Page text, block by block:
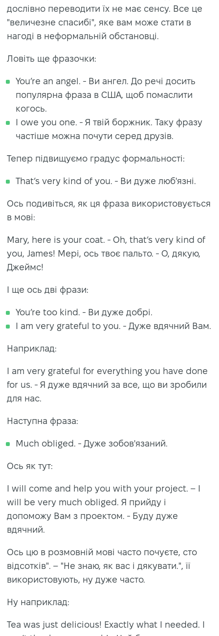
дослівно переводити їх не має сенсу. Все це
"величезне спасибі", яке вам може стати в
нагоді в неформальній обстановці.
Ловіть ще фразочки:
You’re an angel. - Ви ангел. До речі досить
популярна фраза в США, щоб помаслити
когось.
I owe you one. - Я твій боржник. Таку фразу
частіше можна почути серед друзів.
Тепер підвищуємо градус формальності:
That’s very kind of you. - Ви дуже люб'язні.
Ось подивіться, як ця фраза використовується
в мові:
Mary, here is your coat. - Oh, that’s very kind of
you, James! Мері, ось твоє пальто. - О, дякую,
Джеймс!
І ще ось дві фрази:
You’re too kind. - Ви дуже добрі.
I am very grateful to you. - Дуже вдячний Вам.
Наприклад:
I am very grateful for everything you have done
for us. - Я дуже вдячний за все, що ви зробили
для нас.
Наступна фраза:
Much obliged. - Дуже зобов'язаний.
Ось як тут:
I will come and help you with your project. – I
will be very much obliged. Я прийду і
допоможу Вам з проектом. - Буду дуже
вдячний.
Ось цю в розмовній мові часто почуєте, сто
відсотків". – "Не знаю, як вас і дякувати.", її
використовують, ну дуже часто.
Ну наприклад:
Tea was just delicious! Exactly what I needed. I